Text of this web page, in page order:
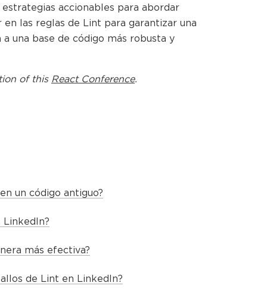
accionables para abordar
las reglas de Lint para garantizar una
una base de código más robusta y
of this React Conference.
un código antiguo?
más efectiva?
de Lint en LinkedIn?